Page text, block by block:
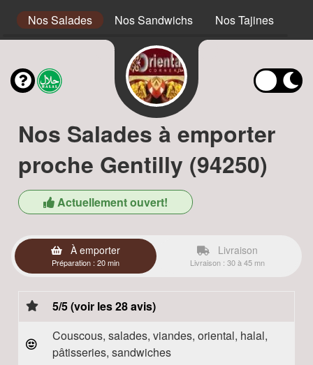
Nos Salades Nos Sandwichs Nos Tajines
Nos Salades à emporter
proche Gentilly (94250)
Actuellement ouvert!
À emporter
Préparation : 20 min
Livraison
Livraison : 30 à 45 mn
5/5 (voir les 28 avis)
Couscous, salades, viandes, oriental, halal,
pâtisseries, sandwiches